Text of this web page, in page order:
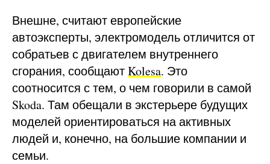
Внешне, считают европейские
автоэксперты, электромодель отличится от
собратьев с двигателем внутреннего
сгорания, сообщаютKolesa. Это
соотносится с тем, о чем говорили в самой
Skoda. Там обещали в экстерьере будущих
моделей ориентироваться на активных
людей и, конечно, на большие компании и
семьи.